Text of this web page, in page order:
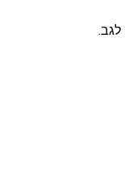
לגב.